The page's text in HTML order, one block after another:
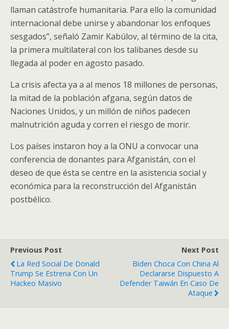
llaman catástrofe humanitaria. Para ello la comunidad
internacional debe unirse y abandonar los enfoques
sesgados”, señaló Zamir Kabúlov, al término de la cita,
la primera multilateral con los talibanes desde su
llegada al poder en agosto pasado.
La crisis afecta ya a al menos 18 millones de personas,
la mitad de la población afgana, según datos de
Naciones Unidos, y un millón de niños padecen
malnutrición aguda y corren el riesgo de morir.
Los países instaron hoy a la ONU a convocar una
conferencia de donantes para Afganistán, con el
deseo de que ésta se centre en la asistencia social y
económica para la reconstrucción del Afganistán
postbélico.
Previous Post
La Red Social De Donald
Trump Se Estrena Con Un
Hackeo Masivo
Next Post
Biden Choca Con China Al
Declararse Dispuesto A
Defender Taiwán En Caso De
Ataque